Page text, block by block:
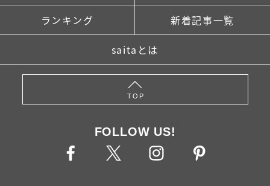
ランキング 新着記事一覧
saitaとは
TOP
FOLLOW US!